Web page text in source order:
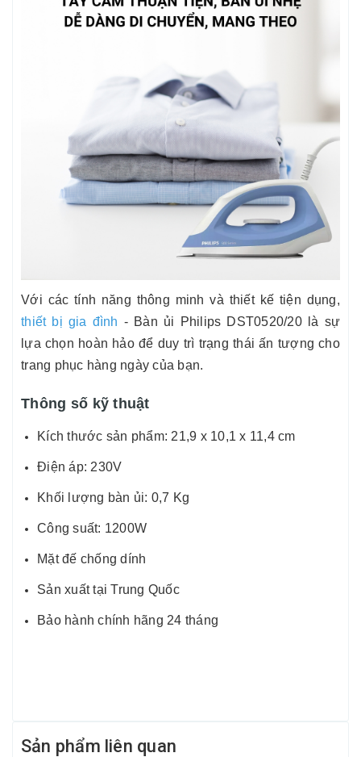
Với các tính năng thông minh và thiết kế tiện dụng,
thiết bị gia đình - Bàn ủi Philips DST0520/20 là sự
lựa chọn hoàn hảo để duy trì trạng thái ấn tượng cho
trang phục hàng ngày của bạn.
Thông số kỹ thuật
Kích thước sản phẩm: 21,9 x 10,1 x 11,4 cm
Điện áp: 230V
Khối lượng bàn ủi: 0,7 Kg
Công suất: 1200W
Mặt đế chống dính
Sản xuất tại Trung Quốc
Bảo hành chính hãng 24 tháng
Sản phẩm liên quan